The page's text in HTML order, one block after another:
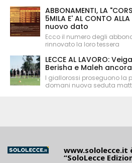
ABBONAMENTI, LA
5MILA E' AL CONTO
nuovo dato
Ecco il numero degli
rinnovato la loro tessera
LECCE AL LAVORO:
Berisha e Maleh
I giallorossi proseguono la
domani nuova seduta
www.sololecce.it
“SoloLecce